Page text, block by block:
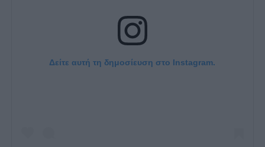
Δείτε αυτή τη δημοσίευση στο Instagram.